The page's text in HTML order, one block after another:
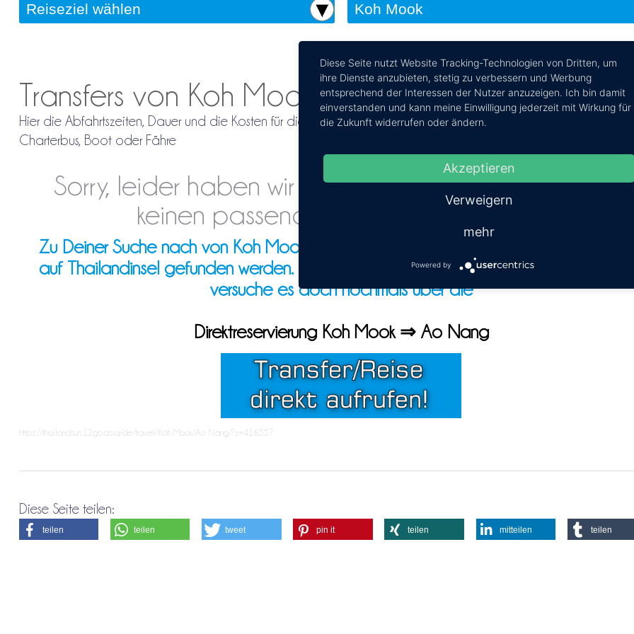
Transfers von Koh Mook nach Ao Nang
Hier die Abfahrtszeiten, Dauer und die Kosten für die Reiseroute von Koh Mook nach Ao Nang per Minibus,
Charterbus, Boot oder Fähre
Sorry, leider haben wir in unserer Datenbank gerade
keinen passenden Transfer gefunden.
Zu Deiner Suche nach von Koh Mook nach Ao Nang konnte leider kein
auf Thailandinsel gefunden werden. Evt. muss Du einen Zwischenstop angeben.
versuche es doch nochmals über die
Direktreservierung Koh Mook ⇒ Ao Nang
https://thailandsun.12go.asia/de/travel/Koh Mook/Ao Nang/?z=416557
Diese Seite teilen:
teilen teilen tweet pin it teilen mitteilen teilen
Diese Seite nutzt Website Tracking-Technologien von Dritten, um
ihre Dienste anzubieten, stetig zu verbessern und Werbung
entsprechend der Interessen der Nutzer anzuzeigen. Ich bin damit
einverstanden und kann meine Einwilligung jederzeit mit Wirkung für
die Zukunft widerrufen oder ändern.
Akzeptieren
Verweigern
mehr
Powered by